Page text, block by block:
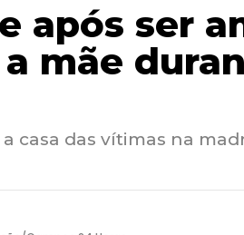
após ser
mãe
casa das vítimas na